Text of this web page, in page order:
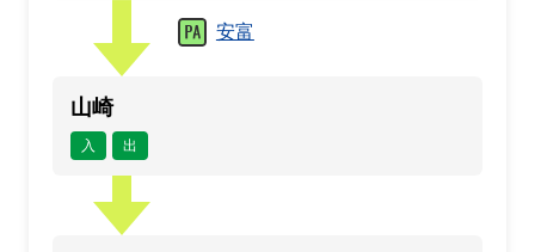
安富
山崎
入 出